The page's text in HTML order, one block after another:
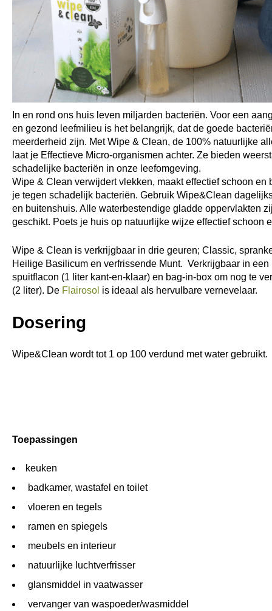
In en rond ons huis leven miljarden bacteriën. Voor een
en gezond leefmilieu is het belangrijk, dat de goede
meerderheid zijn. Met Wipe & Clean, de 100% natuurlijke
laat je Effectieve Micro-organismen achter. Ze bieden
schadelijke bacteriën in onze leefomgeving.
Wipe & Clean verwijdert vlekken, maakt effectief schoon en
je tegen schadelijk bacteriën. Gebruik Wipe&Clean
en buitenshuis. Alle waterbestendige gladde oppervlakten
geschikt. Poets je huis op natuurlijke wijze effectief schoon
Wipe & Clean is verkrijgbaar in drie geuren; Classic,
Heilige Basilicum en verfrissende Munt. Verkrijgbaar in een
spuitflacon (1 liter kant-en-klaar) en bag-in-box om nog te
(2 liter). De Flairosol is ideaal als hervulbare vernevelaar.
Dosering
Wipe&Clean wordt tot 1 op 100 verdund met water gebruikt.
Toepassingen
keuken
badkamer, wastafel en toilet
vloeren en tegels
ramen en spiegels
meubels en interieur
natuurlijke luchtverfrisser
glansmiddel in vaatwasser
vervanger van waspoeder/wasmiddel